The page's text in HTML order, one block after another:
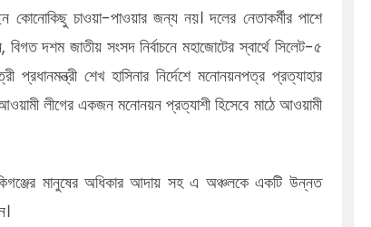
কোনোকিছু চাওয়া-পাওয়ার জন্য নয়। দলের নেতাকর্মীর পাশে
দশম জাতীয় সংসদ নির্বাচনে মহাজোটের স্বার্থে সিলেট-৫
শেখ হাসিনার নির্দেশে মনোনয়নপত্র প্রত্যাহার
লীগের একজন মনোনয়ন প্রত্যাশী হিসেবে মাঠে আওয়ামী
মানুষের অধিকার আদায় সহ এ অঞ্চলকে একটি উন্নত